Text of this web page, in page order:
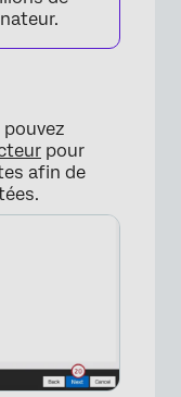
pouvez
pour
afin de